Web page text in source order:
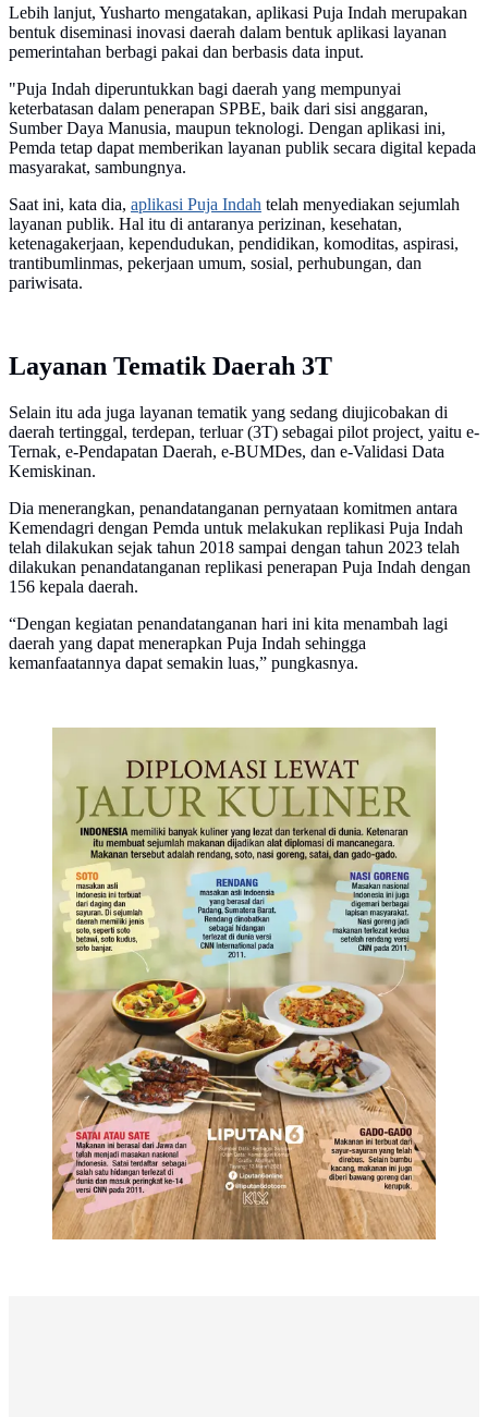
Lebih lanjut, Yusharto mengatakan, aplikasi Puja Indah merupakan
bentuk diseminasi inovasi daerah dalam bentuk aplikasi layanan
pemerintahan berbagi pakai dan berbasis data input.
"Puja Indah diperuntukkan bagi daerah yang mempunyai
keterbatasan dalam penerapan SPBE, baik dari sisi anggaran,
Sumber Daya Manusia, maupun teknologi. Dengan aplikasi ini,
Pemda tetap dapat memberikan layanan publik secara digital kepada
masyarakat, sambungnya.
Saat ini, kata dia, aplikasi Puja Indah telah menyediakan sejumlah
layanan publik. Hal itu di antaranya perizinan, kesehatan,
ketenagakerjaan, kependudukan, pendidikan, komoditas, aspirasi,
trantibumlinmas, pekerjaan umum, sosial, perhubungan, dan
pariwisata.
Layanan Tematik Daerah 3T
Selain itu ada juga layanan tematik yang sedang diujicobakan di
daerah tertinggal, terdepan, terluar (3T) sebagai pilot project, yaitu e-
Ternak, e-Pendapatan Daerah, e-BUMDes, dan e-Validasi Data
Kemiskinan.
Dia menerangkan, penandatanganan pernyataan komitmen antara
Kemendagri dengan Pemda untuk melakukan replikasi Puja Indah
telah dilakukan sejak tahun 2018 sampai dengan tahun 2023 telah
dilakukan penandatanganan replikasi penerapan Puja Indah dengan
156 kepala daerah.
“Dengan kegiatan penandatanganan hari ini kita menambah lagi
daerah yang dapat menerapkan Puja Indah sehingga
kemanfaatannya dapat semakin luas,” pungkasnya.
(Liputan6.com/Abdillah)